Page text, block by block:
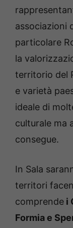
associazioni
particolare
la
territorio del
e varietà
ideale di
culturale ma
consegue.
In Sala
territori
comprende i
Formia e